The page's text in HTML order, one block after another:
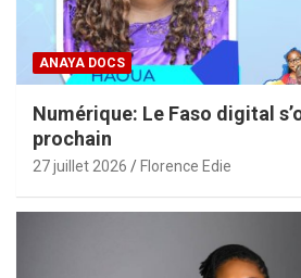
ANAYA DOCS
Numérique: Le Faso digital
prochain
27 juillet 2026 Florence Edie